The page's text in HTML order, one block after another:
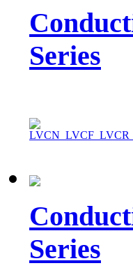
Series
Series